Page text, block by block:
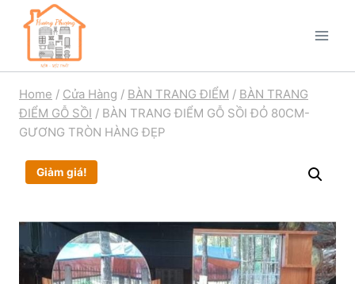
Home / Cửa Hàng / BÀN TRANG ĐIỂM / BÀN TRANG
ĐIỂM GỖ SỒI / BÀN TRANG ĐIỂM GỖ SỒI ĐỎ 80CM-
GƯƠNG TRÒN HÀNG ĐẸP
Giảm giá!